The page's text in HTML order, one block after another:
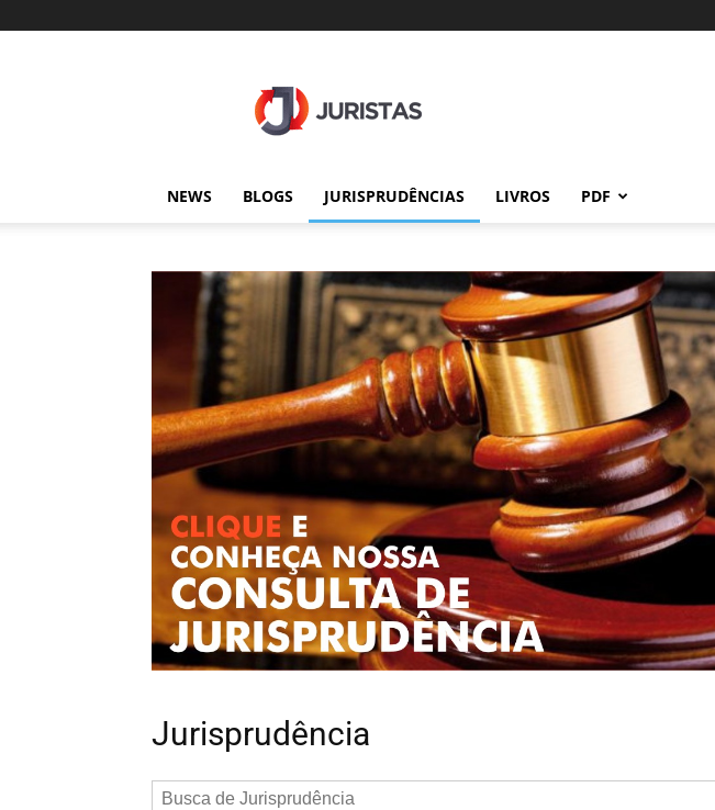
NEWS BLOGS JURISPRUDÊNCIAS LIVROS PDF
Jurisprudência